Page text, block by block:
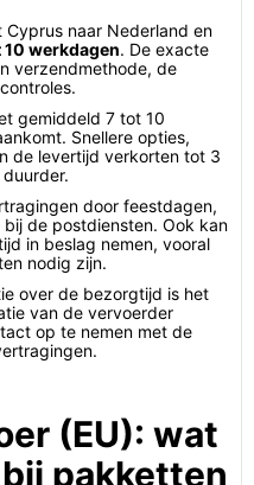
naar Nederland en
10 werkdagen. De exacte
verzendmethode, de
gemiddeld 7 tot 10
Snellere opties,
de levertijd verkorten tot 3
door feestdagen,
de postdiensten. Ook kan
in beslag nemen, vooral
nodig zijn.
over de bezorgtijd is het
van de vervoerder
op te nemen met de
(EU): wat
pakketten